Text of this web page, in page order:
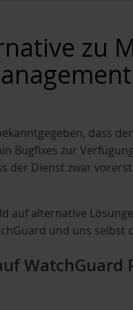
zu
dass
Bugfixes zur
der Dienst zwar
auf alternative
und uns selbst
WatchGuard